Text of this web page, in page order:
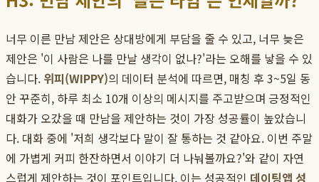
너무 이른 만남 제안은 상대방에게 부담을 줄 수 있고, 너무 늦은
제안은 '이 사람은 나를 만날 생각이 없나?'라는 오해를 낳을 수 있
습니다. 위피(WIPPY)의 데이터 분석에 따르면, 매칭 후 3~5일 동
안 꾸준히, 하루 최소 10개 이상의 메시지를 주고받으며 긍정적인
대화가 오갔을 때 만남을 제안하는 것이 가장 성공률이 높았습니
다. 대화 중에 '저희 생각보다 말이 잘 통하는 것 같아요. 이번 주말
에 가볍게 커피 한잔하면서 이야기 더 나눠볼까요?'와 같이 자연
스럽게 제안하는 것이 포인트입니다. 이는 성공적인 데이팅앱 성